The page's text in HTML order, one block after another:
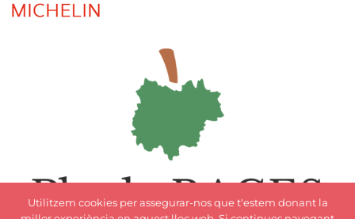
Utilitzem cookies per assegurar-nos que t'estem donant la